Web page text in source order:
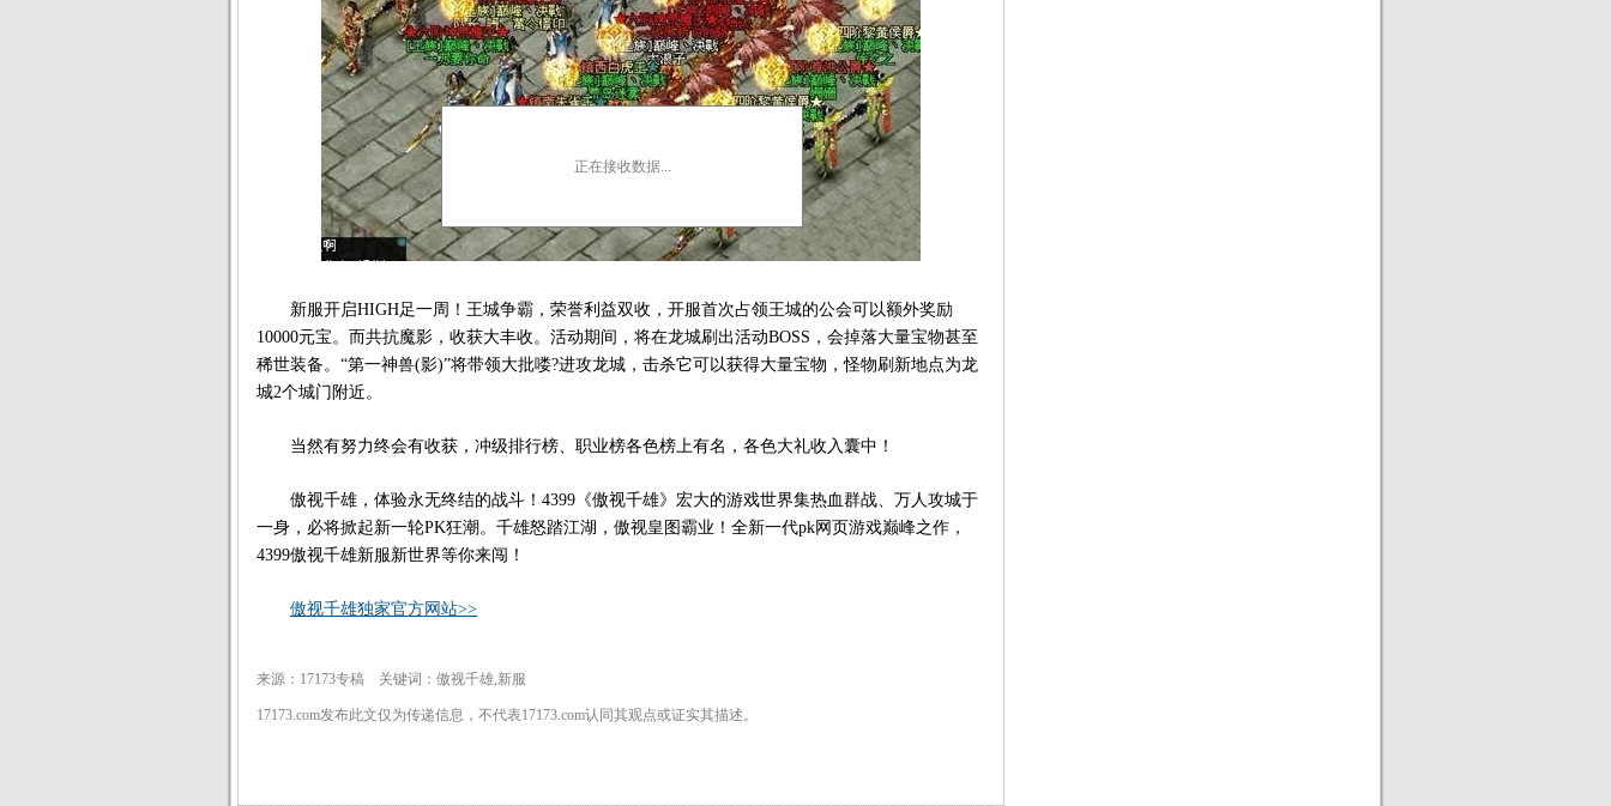
新服开启HIGH足一周！王城争霸，荣誉利益双收，开服首次占领王城的公会可以额外奖励
10000元宝。而共抗魔影，收获大丰收。活动期间，将在龙城刷出活动BOSS，会掉落大量宝物甚至
稀世装备。“第一神兽(影)”将带领大批喽?进攻龙城，击杀它可以获得大量宝物，怪物刷新地点为龙
城2个城门附近。
当然有努力终会有收获，冲级排行榜、职业榜各色榜上有名，各色大礼收入囊中！
傲视千雄，体验永无终结的战斗！4399《傲视千雄》宏大的游戏世界集热血群战、万人攻城于
一身，必将掀起新一轮PK狂潮。千雄怒踏江湖，傲视皇图霸业！全新一代pk网页游戏巅峰之作，
4399傲视千雄新服新世界等你来闯！
傲视千雄独家官方网站>>
来源：17173专稿 关键词：傲视千雄,新服
17173.com发布此文仅为传递信息，不代表17173.com认同其观点或证实其描述。
正在接收数据...